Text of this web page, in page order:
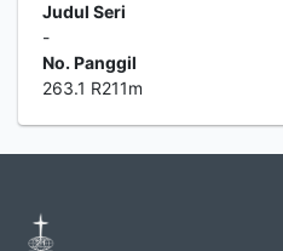
Judul Seri
-
No. Panggil
263.1 R211m